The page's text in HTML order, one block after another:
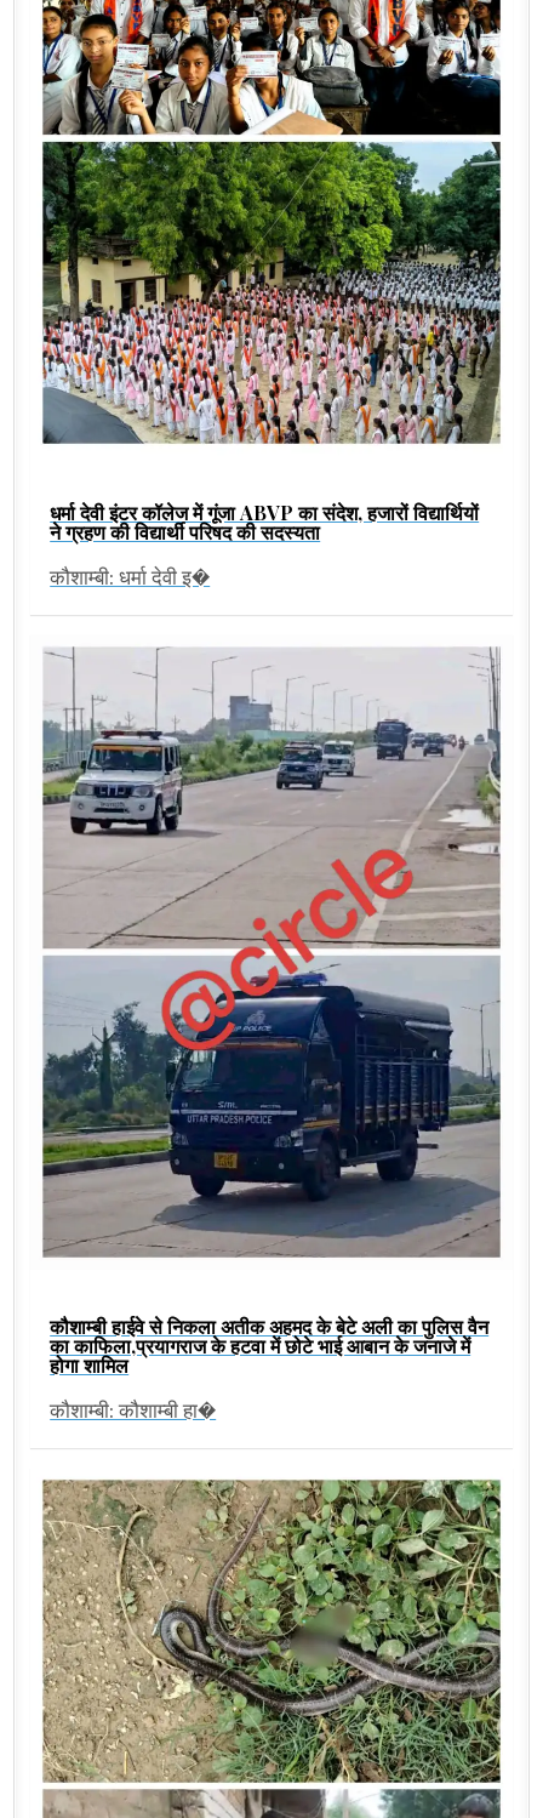
धर्मा देवी इंटर कॉलेज में गूंजा ABVP का संदेश, हजारों विद्यार्थियों
ने ग्रहण की विद्यार्थी परिषद की सदस्यता
कौशाम्बी: धर्मा देवी इ�
कौशाम्बी हाईवे से निकला अतीक अहमद के बेटे अली का पुलिस वैन
का काफिला,प्रयागराज के हटवा में छोटे भाई आबान के जनाजे में
होगा शामिल
कौशाम्बी: कौशाम्बी हा�